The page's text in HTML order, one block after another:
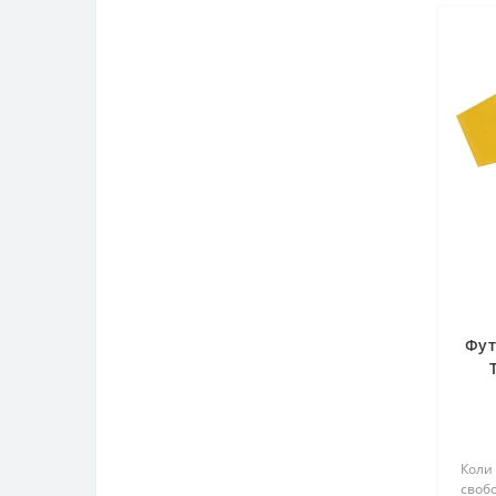
Коли